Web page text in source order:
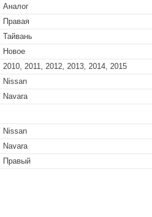
Аналог
Правая
Тайвань
Новое
2010, 2011, 2012, 2013, 2014, 2015
Nissan
Navara
Nissan
Navara
Правый